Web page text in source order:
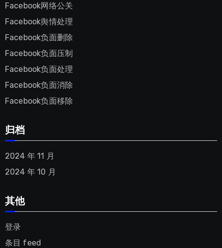
Facebook网络公关
Facebook舆情处理
Facebook负面删除
Facebook负面压制
Facebook负面处理
Facebook负面消除
Facebook负面移除
归档
2024 年 11 月
2024 年 10 月
其他
登录
条目 feed